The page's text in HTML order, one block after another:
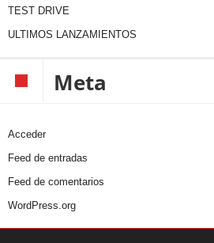
TEST DRIVE
ULTIMOS LANZAMIENTOS
Meta
Acceder
Feed de entradas
Feed de comentarios
WordPress.org